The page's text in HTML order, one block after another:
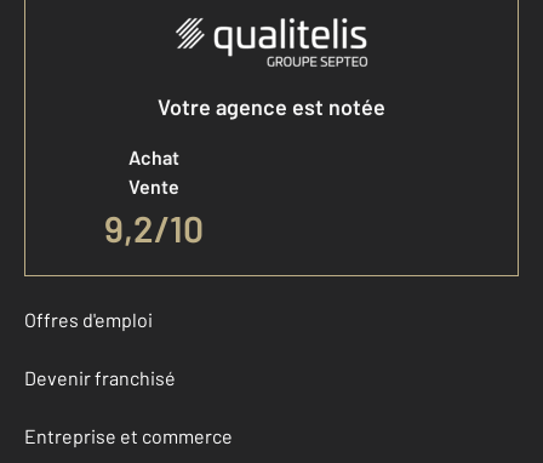
Votre agence est notée
Achat
Vente
9,2/10
Offres d'emploi
Devenir franchisé
Entreprise et commerce